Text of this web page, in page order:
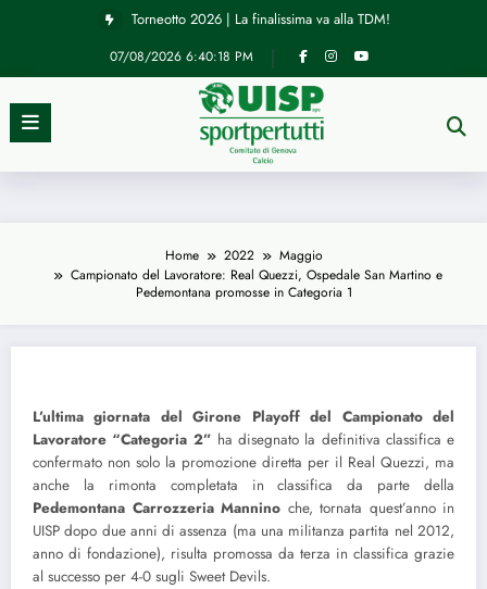
Torneotto 2026 | La finalissima va alla TDM!
07/08/2026 6:40:18 PM
Home 2022
Maggio
Campionato del Lavoratore: Real Quezzi, Ospedale San Martino e
Pedemontana promosse in Categoria 1
Quezzi, Ospedale San Martino e
Pedemontana promosse in Categoria 1
L’ultima giornata del Girone Playoff del Campionato del
Lavoratore “Categoria 2” ha disegnato la definitiva classifica e
confermato non solo la promozione diretta per il Real Quezzi, ma
anche la rimonta completata in classifica da parte della
Pedemontana Carrozzeria Mannino che, tornata quest’anno in
UISP dopo due anni di assenza (ma una militanza partita nel 2012,
anno di fondazione), risulta promossa da terza in classifica grazie
al successo per 4-0 sugli Sweet Devils.